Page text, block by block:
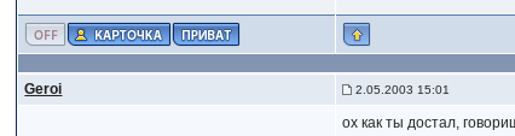
Geroi 2.05.2003 15:01
ох как ты достал,